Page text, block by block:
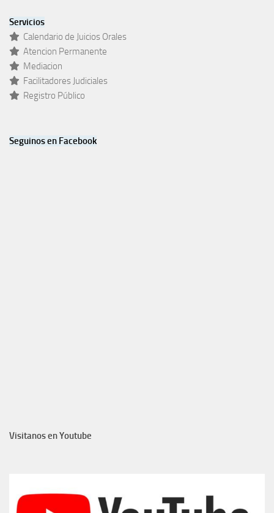
Servicios
Calendario de Juicios Orales
Atencion Permanente
Mediacion
Facilitadores Judiciales
Registro Público
Seguinos en Facebook
Visitanos en Youtube